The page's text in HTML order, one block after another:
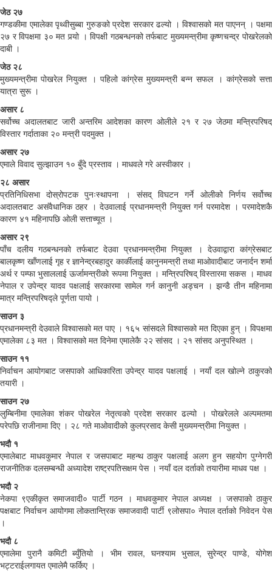
जेठ २७
गण्डकीमा एमालेका पृथ्वीसुब्बा गुरुङको प्रदेश सरकार ढल्यो । विश्वासको मत पाएनन् । पक्षमा
२७ र विपक्षमा ३० मत पर्‍यो । विपक्षी गठबन्धनको तर्फबाट मुख्यमन्त्रीमा कृष्णचन्द्र पोखरेलको
दाबी ।
जेठ २८
मुख्यमन्त्रीमा पोखरेल नियुक्त । पहिलो कांग्रेस मुख्यमन्त्री बन्न सफल । कांग्रेसको सत्ता
यात्रा सुरू ।
असार ८
सर्वोच्च अदालतबाट जारी अन्तरिम आदेशका कारण ओलीले २१ र २७ जेठमा मन्त्रिपरिषद्
विस्तार गर्दाताका २० मन्त्री पदमुक्त ।
असार २७
एमाले विवाद सुल्झाउन १० बुँदे प्रस्ताव । माधवले गरे अस्वीकार ।
२८ असार
प्रतिनिधिसभा दोस्रोपटक पुनःस्थापना । संसद् विघटन गर्ने ओलीको निर्णय सर्वोच्च
अदालतबाट असंवैधानिक ठहर । देउवालाई प्रधानमन्त्री नियुक्त गर्न परमादेश । परमादेशकै
कारण ४१ महिनापछि ओली सत्ताच्यूत ।
असार २९
पाँच दलीय गठबन्धनको तर्फबाट देउवा प्रधानमन्त्रीमा नियुक्त । देउवाद्वारा कांग्रेसबाट
बालकृष्ण खाँणलाई गृह र ज्ञानेन्द्रबहादुर कार्कीलाई कानुनमन्त्री तथा माओवादीबाट जनार्दन शर्मा
अर्थ र पम्फा भुसाललाई ऊर्जामन्त्रीको रूपमा नियुक्त । मन्त्रिपरिषद् विस्तारमा सकस । माधव
नेपाल र उपेन्द्र यादव पक्षलाई सरकारमा सामेल गर्न कानुनी अड्चन । झन्डै तीन महिनामा
मात्र मन्त्रिपरिषद्ले पूर्णता पायो ।
साउन ३
प्रधानमन्त्री देउवाले विश्वासको मत पाए । १६५ सांसदले विश्वासको मत दिएका हुन् । विपक्षमा
एमालेका ८३ मत । विश्वासको मत दिनेमा एमालेकै २२ सांसद । २१ सांसद अनुपस्थित ।
साउन ११
निर्वाचन आयोगबाट जसपाको आधिकारिता उपेन्द्र यादव पक्षलाई । नयाँ दल खोल्ने ठाकुरको
तयारी ।
साउन २७
लुम्बिनीमा एमालेका शंकर पोखरेल नेतृत्वको प्रदेश सरकार ढल्यो । पोखरेलले अल्पमतमा
परेपछि राजीनामा दिए । २८ गते माओवादीको कुलप्रसाद केसी मुख्यमन्त्रीमा नियुक्त ।
भदौ १
एमालेबाट माधवकुमार नेपाल र जसपाबाट महन्थ ठाकुर पक्षलाई अलग हुन सहयोग पुग्नेगरी
राजनीतिक दलसम्बन्धी अध्यादेश राष्ट्रपतिसक्षम पेस । नयाँ दल दर्ताको तयारीमा माधव पक्ष ।
भदौ २
नेकपा ९एकीकृत समाजवादी० पार्टी गठन । माधवकुमार नेपाल अध्यक्ष । जसपाको ठाकुर
पक्षबाट निर्वाचन आयोगमा लोकतान्त्रिक समाजवादी पार्टी ९लोसपा० नेपाल दर्ताको निवेदन पेस
।
भदौ ८
एमालेमा पुरानै कमिटी ब्युँतियो । भीम रावल, घनश्याम भुसाल, सुरेन्द्र पाण्डे, योगेश
भट्टराईलगायत एमालेमै फर्किए ।